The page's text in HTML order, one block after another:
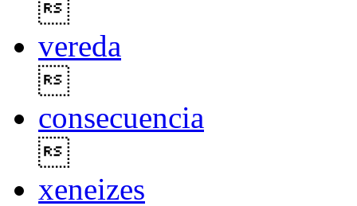
vereda
consecuencia
xeneizes